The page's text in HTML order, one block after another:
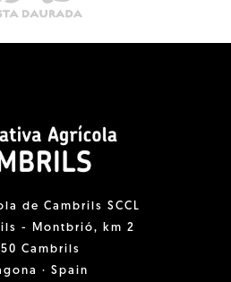
de Cambrils SCCL
- Montbrió, km 2
Cambrils
· Spain